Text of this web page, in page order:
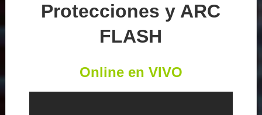
Protecciones y ARC
FLASH
Online en VIVO